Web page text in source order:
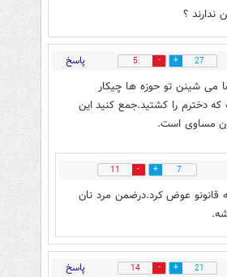
ندارند ؟
27
5 پاسخ
شینن تو حوزه ها چیکار
دخترم را کشتید.جمع کنید این
مساوی است.
7
11
قانونو عوض کرد.درضمن مرد نان
21
14 پاسخ